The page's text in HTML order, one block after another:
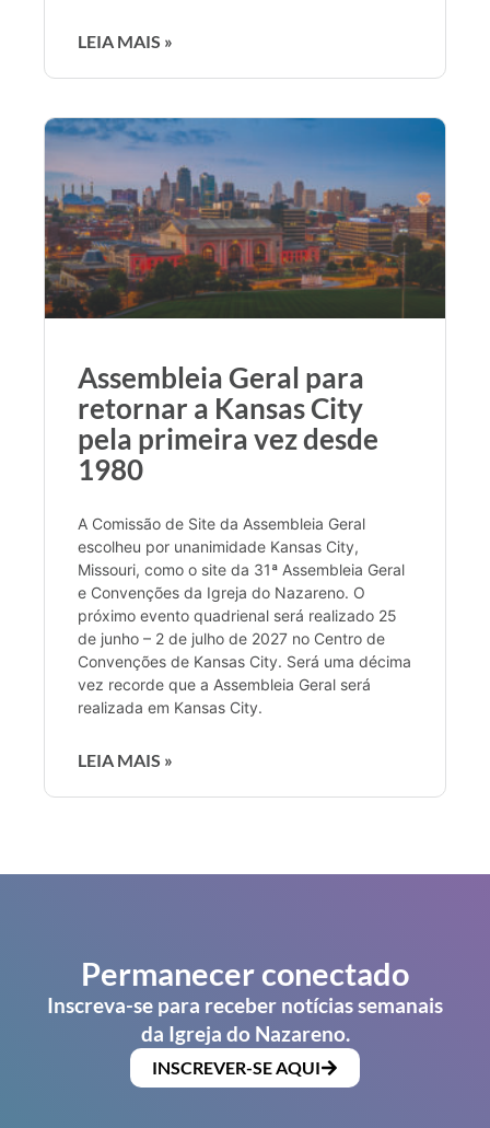
LEIA MAIS »
Assembleia Geral para
retornar a Kansas City
pela primeira vez desde
1980
A Comissão de Site da Assembleia Geral
escolheu por unanimidade Kansas City,
Missouri, como o site da 31ª Assembleia Geral
e Convenções da Igreja do Nazareno. O
próximo evento quadrienal será realizado 25
de junho – 2 de julho de 2027 no Centro de
Convenções de Kansas City. Será uma décima
vez recorde que a Assembleia Geral será
realizada em Kansas City.
LEIA MAIS »
Permanecer conectado
Inscreva-se para receber notícias semanais
da Igreja do Nazareno.
INSCREVER-SE AQUI